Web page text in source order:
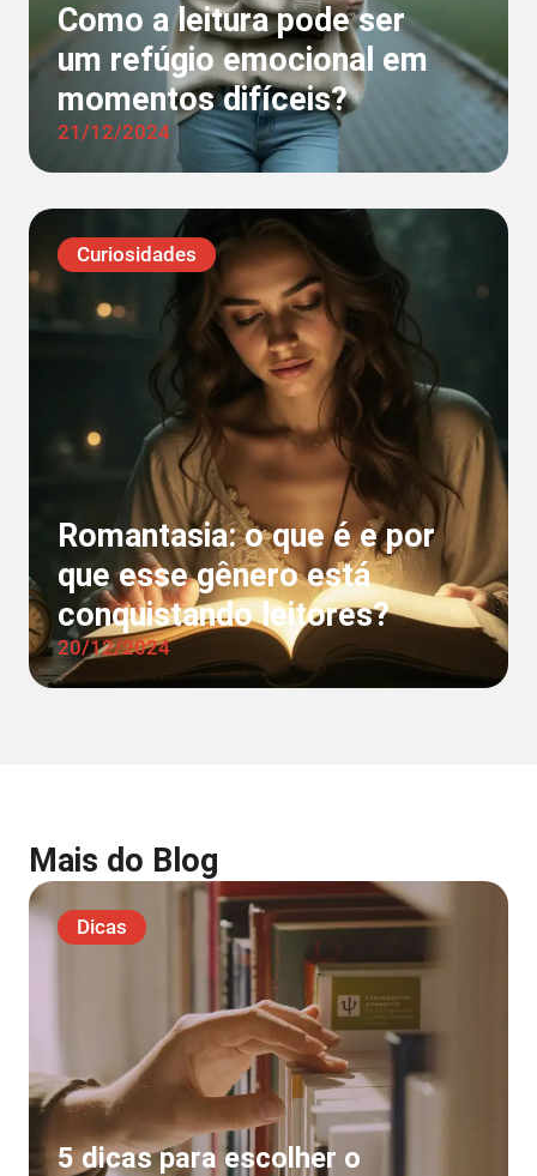
Como a leitura pode ser
um refúgio emocional em
momentos difíceis?
21/12/2024
Curiosidades
Romantasia: o que é e por
que esse gênero está
conquistando leitores?
20/12/2024
Mais do Blog
Dicas
5 dicas para escolher o